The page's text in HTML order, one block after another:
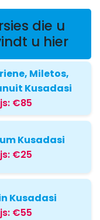
die u
u hier
Miletos,
Kusadasi
€85
Kusadasi
€25
Kusadasi
€55